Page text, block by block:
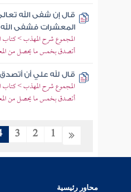
قال إن شفى الله
المعشرات فشفى
المجموع شرح المهذب > كتاب
أتصدق بخمس ما يحصل من
قال لله علي أن
المجموع شرح المهذب > كتاب
أتصدق بخمس ما يحصل من
1
2
3
محاور رئيسية